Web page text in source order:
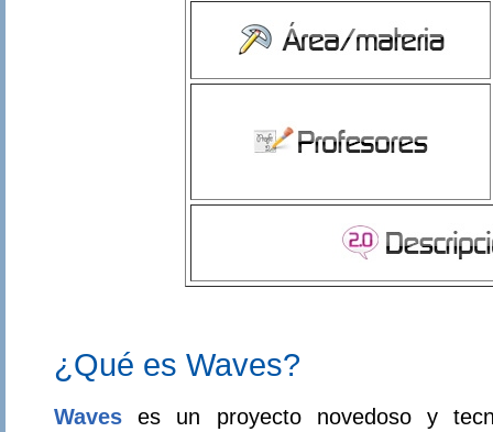
¿Qué es Waves?
Waveses un proyecto novedoso y